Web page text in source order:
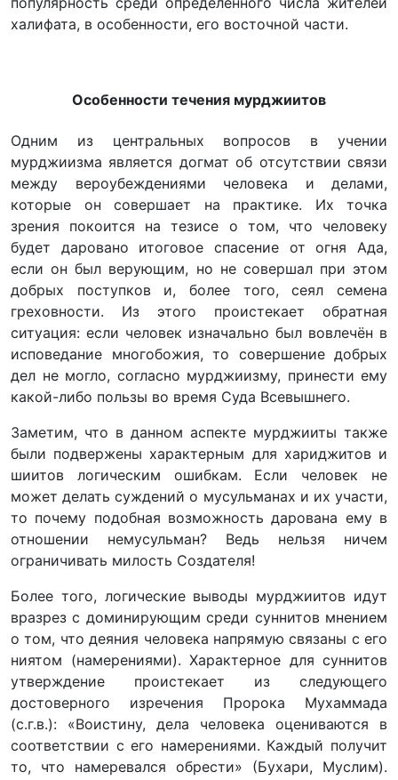
халифата, в особенности, его восточной части.
Особенности течения мурджиитов
Одним из центральных вопросов в учении
мурджиизма является догмат об отсутствии связи
между вероубеждениями человека и делами,
которые он совершает на практике. Их точка
зрения покоится на тезисе о том, что человеку
будет даровано итоговое спасение от огня Ада,
если он был верующим, но не совершал при этом
добрых поступков и, более того, сеял семена
греховности. Из этого проистекает обратная
ситуация: если человек изначально был вовлечён в
исповедание многобожия, то совершение добрых
дел не могло, согласно мурджиизму, принести ему
какой-либо пользы во время Суда Всевышнего.
Заметим, что в данном аспекте мурджииты также
были подвержены характерным для хариджитов и
шиитов логическим ошибкам. Если человек не
может делать суждений о мусульманах и их участи,
то почему подобная возможность дарована ему в
отношении немусульман? Ведь нельзя ничем
ограничивать милость Создателя!
Более того, логические выводы мурджиитов идут
вразрез с доминирующим среди суннитов мнением
о том, что деяния человека напрямую связаны с его
ниятом (намерениями). Характерное для суннитов
утверждение проистекает из следующего
достоверного изречения Пророка Мухаммада
(с.г.в.): «Воистину, дела человека оцениваются в
соответствии с его намерениями. Каждый получит
то, что намеревался обрести» (Бухари, Муслим).